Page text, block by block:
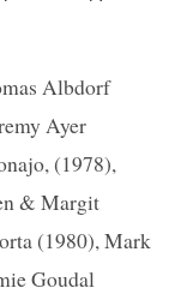
Albdorf
Ayer
(1978),
& Margit
(1980), Mark
Goudal